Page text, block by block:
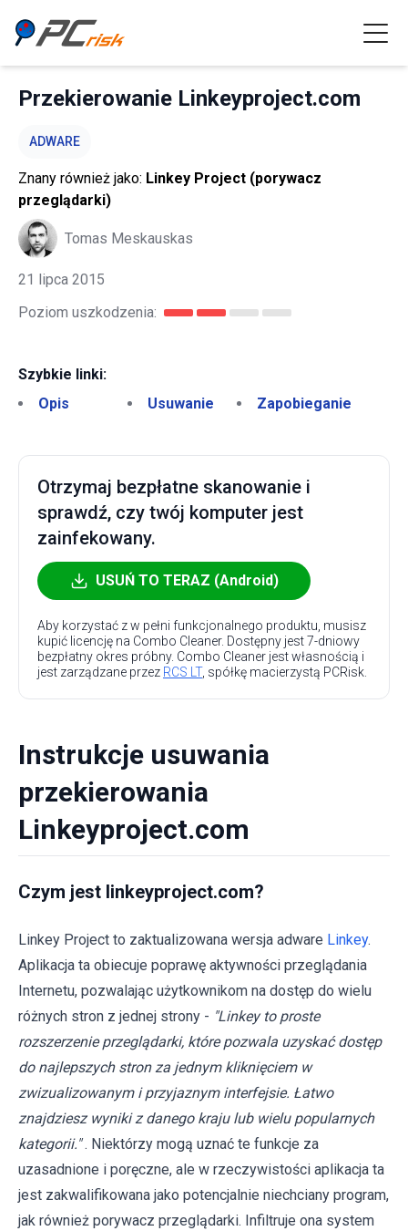
Przekierowanie Linkeyproject.com
ADWARE
Znany również jako: Linkey Project (porywacz
przeglądarki)
Tomas Meskauskas
21 lipca 2015
Poziom uszkodzenia:
Szybkie linki:
Opis
Usuwanie Zapobieganie
Otrzymaj bezpłatne skanowanie i
sprawdź, czy twój komputer jest
zainfekowany.
USUŃ TO TERAZ (Android)
Aby korzystać z w pełni funkcjonalnego produktu, musisz
kupić licencję na Combo Cleaner. Dostępny jest 7-dniowy
bezpłatny okres próbny. Combo Cleaner jest własnością i
jest zarządzane przez RCS LT, spółkę macierzystą PCRisk.
Instrukcje usuwania
przekierowania
Linkeyproject.com
Czym jest linkeyproject.com?
Linkey Project to zaktualizowana wersja adware Linkey.
Aplikacja ta obiecuje poprawę aktywności przeglądania
Internetu, pozwalając użytkownikom na dostęp do wielu
różnych stron z jednej strony - "Linkey to proste
rozszerzenie przeglądarki, które pozwala uzyskać dostęp
do najlepszych stron za jednym kliknięciem w
zwizualizowanym i przyjaznym interfejsie. Łatwo
znajdziesz wyniki z danego kraju lub wielu popularnych
kategorii." . Niektórzy mogą uznać te funkcje za
uzasadnione i poręczne, ale w rzeczywistości aplikacja ta
jest zakwalifikowana jako potencjalnie niechciany program,
jak również porywacz przeglądarki. Infiltruje ona system